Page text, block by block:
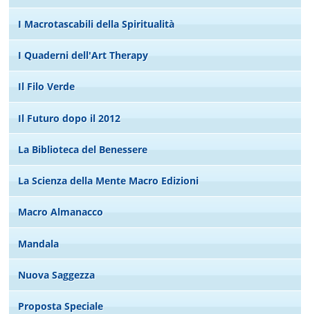
I Macrotascabili della Spiritualità
I Quaderni dell'Art Therapy
Il Filo Verde
Il Futuro dopo il 2012
La Biblioteca del Benessere
La Scienza della Mente Macro Edizioni
Macro Almanacco
Mandala
Nuova Saggezza
Proposta Speciale